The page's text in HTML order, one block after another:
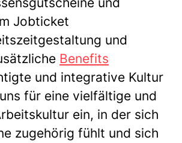
Jobticket
und
Benefits
und integrative Kultur
für eine vielfältige und
ein, in der sich
zugehörig fühlt und sich